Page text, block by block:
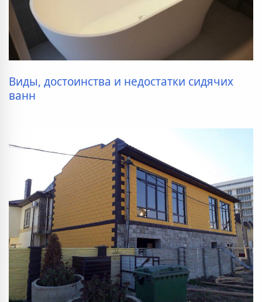
Виды, достоинства и недостатки сидячих
ванн